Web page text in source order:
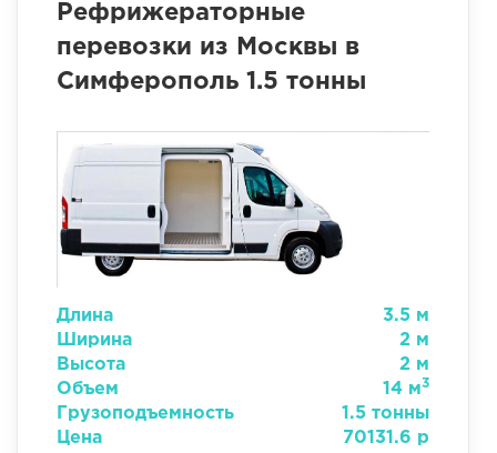
Рефрижераторные
перевозки из Москвы в
Симферополь 1.5 тонны
Длина
3.5 м
Ширина
2 м
Высота
2 м
Объем
14 м3
Грузоподъемность
1.5 тонны
Цена
70131.6 р